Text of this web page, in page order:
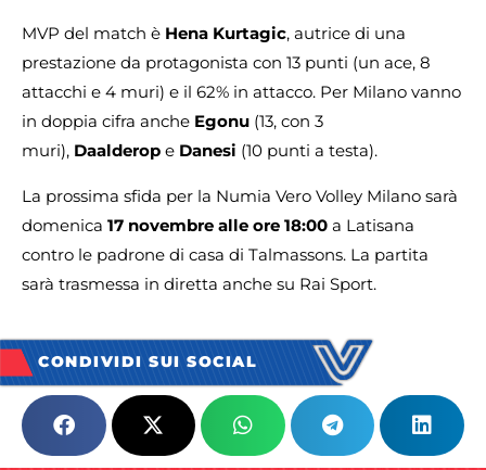
MVP del match è Hena Kurtagic, autrice di una
prestazione da protagonista con 13 punti (un ace, 8
attacchi e 4 muri) e il 62% in attacco. Per Milano vanno
in doppia cifra anche Egonu (13, con 3
muri), Daalderop e Danesi (10 punti a testa).
La prossima sfida per la Numia Vero Volley Milano sarà
domenica 17 novembre alle ore 18:00 a Latisana
contro le padrone di casa di Talmassons. La partita
sarà trasmessa in diretta anche su Rai Sport.
CONDIVIDI SUI SOCIAL